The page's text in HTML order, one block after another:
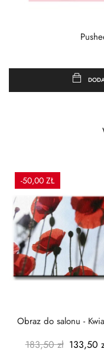
-50,00 ZŁ
Obraz do salonu -
183,50 zł 133,50